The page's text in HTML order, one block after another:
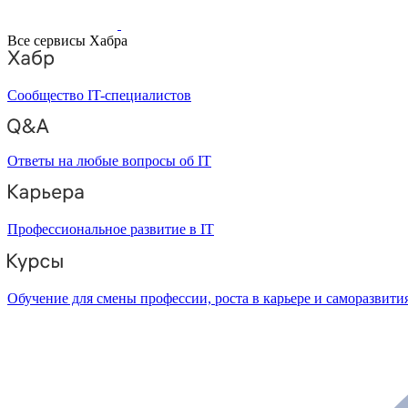
Все сервисы Хабра
Сообщество IT-специалистов
Ответы на любые вопросы об IT
Профессиональное развитие в IT
Обучение для смены профессии, роста в карьере и